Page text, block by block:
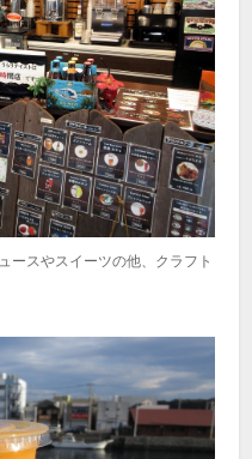
ースやスイーツの他、クラフト